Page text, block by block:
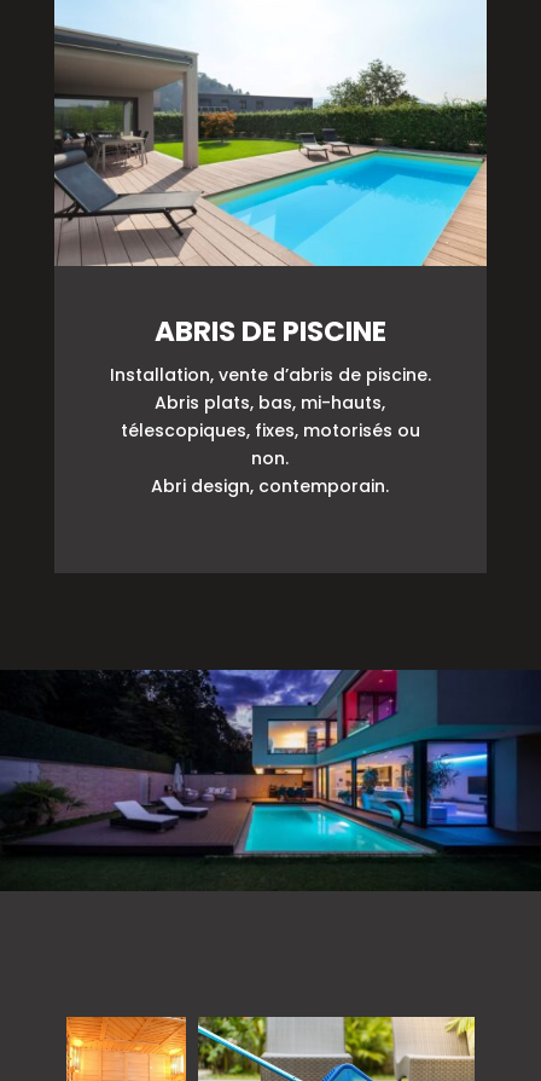
ABRIS DE PISCINE
Installation, vente d’abris de piscine.
Abris plats, bas, mi-hauts,
télescopiques, fixes, motorisés ou
non.
Abri design, contemporain.